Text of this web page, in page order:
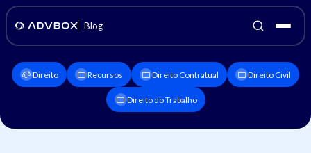
Blog
Direito Recursos Direito Contratual Direito Civil
Direito do Trabalho